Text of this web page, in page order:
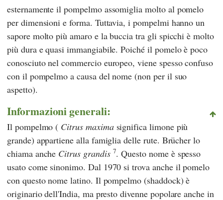
esternamente il pompelmo assomiglia molto al pomelo
per dimensioni e forma. Tuttavia, i pompelmi hanno un
sapore molto più amaro e la buccia tra gli spicchi è molto
più dura e quasi immangiabile. Poiché il pomelo è poco
conosciuto nel commercio europeo, viene spesso confuso
con il pompelmo a causa del nome (non per il suo
aspetto).
Informazioni generali:
Il pompelmo ( Citrus maximasignifica limone più
grande) appartiene alla famiglia delle rute. Brücher lo
chiama anche Citrus grandis 7. Questo nome è spesso
usato come sinonimo. Dal 1970 si trova anche il pomelo
con questo nome latino. Il pompelmo (shaddock) è
originario dell'India, ma presto divenne popolare anche in